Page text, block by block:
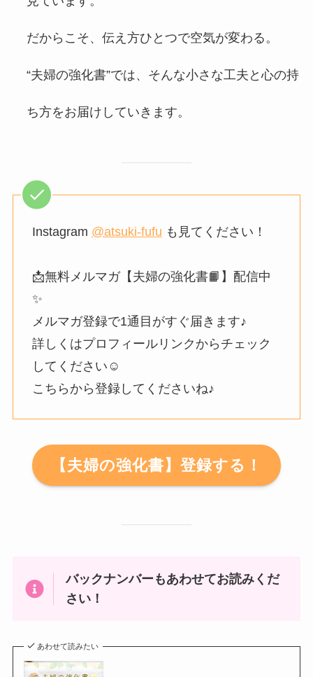
だからこそ、伝え方ひとつで空気が変わる。
“夫婦の強化書”では、そんな小さな工夫と心の持
ち方をお届けしていきます。
Instagram @atsuki-fufu も見てください！
📩無料メルマガ【夫婦の強化書📙】配信中
✨
メルマガ登録で1通目がすぐ届きます♪
詳しくはプロフィールリンクからチェック
してください☺️
こちらから登録してくださいね♪
【夫婦の強化書】登録する！
バックナンバーもあわせてお読みくだ
さい！
あわせて読みたい